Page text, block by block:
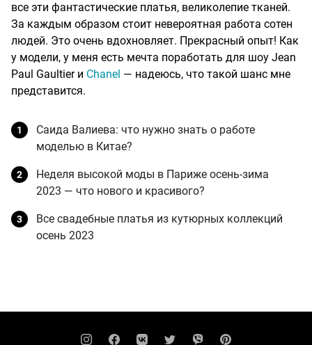
все эти фантастические платья, великолепие тканей.
За каждым образом стоит невероятная работа сотен
людей. Это очень вдохновляет. Прекрасный опыт! Как
у модели, у меня есть мечта поработать для шоу Jean
Paul Gaultier и Chanel — надеюсь, что такой шанс мне
представится.
Саида Валиева: что нужно знать о работе
моделью в Китае?
Неделя высокой моды в Париже осень-зима
2023 — что нового и красивого?
Все свадебные платья из кутюрных коллекций
осень 2023